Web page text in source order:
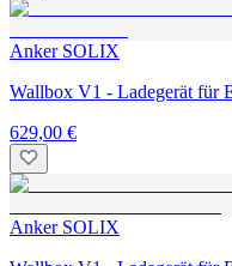
Anker SOLIX
Wallbox V1 - Ladegerät für
629,00 €
Anker SOLIX